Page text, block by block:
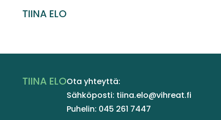
TIINA ELO
TIINA ELOOta yhteyttä:
Sähköposti: tiina.elo@vihreat.fi
Puhelin: 045 261 7447